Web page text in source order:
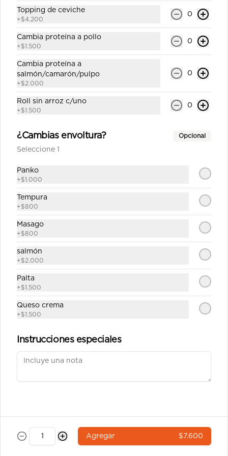
California shake número 8
Roll`s con arroz por fuera 8 corte
cubierto en sésamo relleno salmón ,
queso crema y palta (incluye una
California surimi 9
Roll`s con arroz por fuera 8 corte
una salsa soya y un palito).
Roll`s con arroz por fuera 8 corte
Roll`s con arroz por fuera 8 corte
cubierto en sésamo relleno camarón
tempura,queso crema y ciboulette
$6.900
Topping de ceviche
+$4.200
0
Cambia proteína a pollo
+$1.500
0
Cambia proteína a
salmón/camarón/pulpo
+$2.000
0
Roll sin arroz c/uno
+$1.500
0
¿Cambias envoltura? Opcional
Seleccione 1
Panko
+$1.000
Tempura
+$800
Masago
+$800
salmón
+$2.000
Palta
+$1.500
Queso crema
+$1.500
Instrucciones especiales
Agregar $7.600